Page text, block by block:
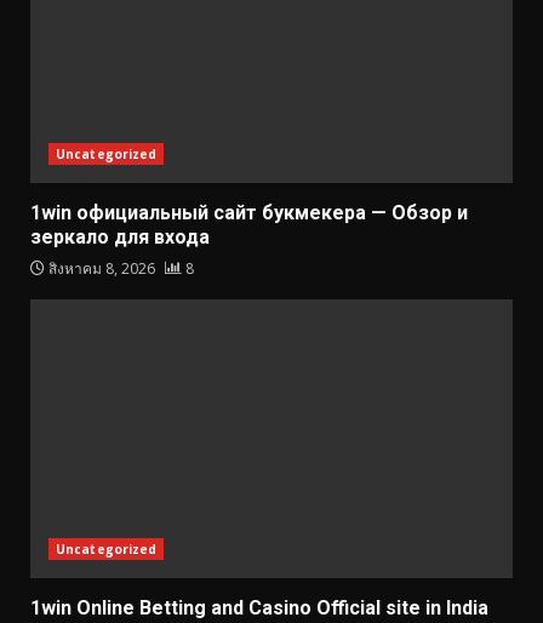
Uncategorized
1win официальный сайт букмекера — Обзор и
зеркало для входа
สิงหาคม 8, 2026 8
Uncategorized
1win Online Betting and Casino Official site in India